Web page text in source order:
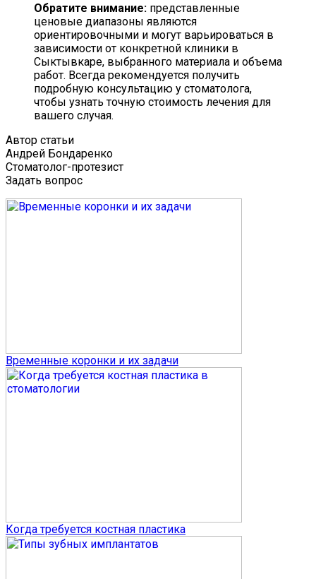
Обратите внимание: представленные
ценовые диапазоны являются
ориентировочными и могут варьироваться в
зависимости от конкретной клиники в
Сыктывкаре, выбранного материала и объема
работ. Всегда рекомендуется получить
подробную консультацию у стоматолога,
чтобы узнать точную стоимость лечения для
вашего случая.
Автор статьи
Андрей Бондаренко
Стоматолог-протезист
Задать вопрос
Временные коронки и их задачи
Когда требуется костная пластика